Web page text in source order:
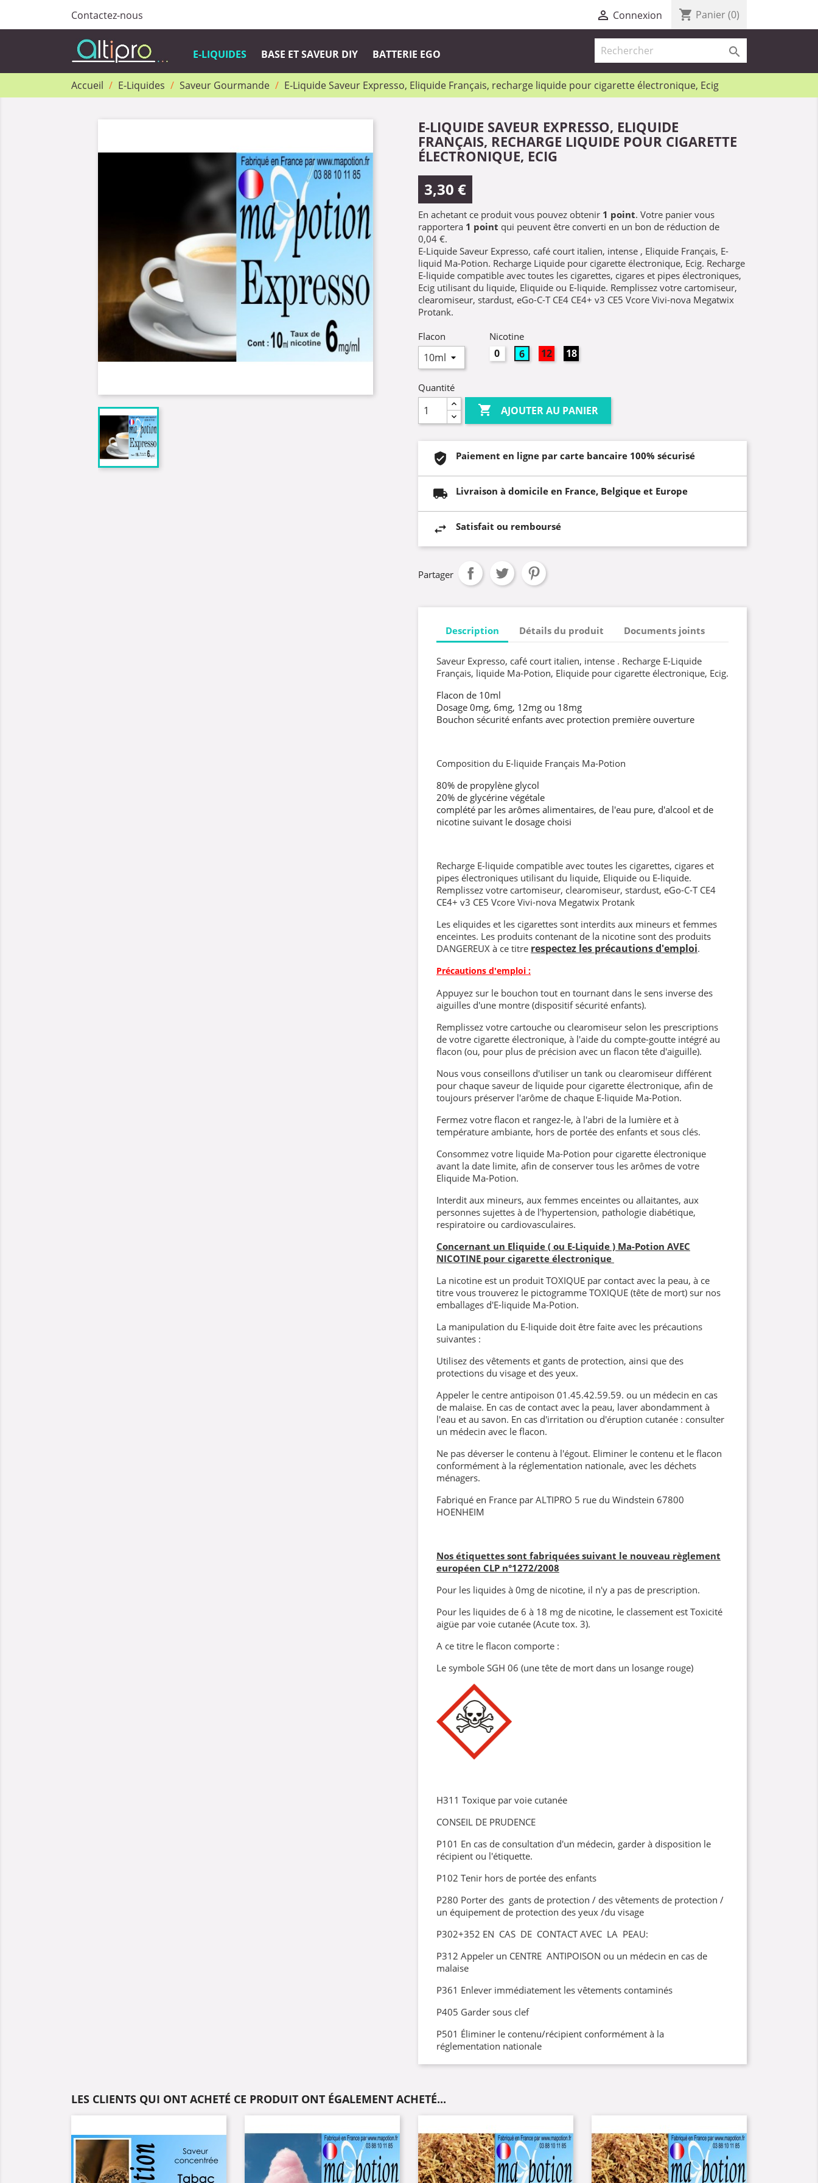
Contactez-nous  Connexion shopping_cart Panier(0)
E-LIQUIDES BASE ET SAVEUR DIY BATTERIE EGO 
Accueil E-Liquides Saveur Gourmande E-Liquide Saveur Expresso, Eliquide Français, recharge liquide pour cigarette électronique, Ecig
E-LIQUIDE SAVEUR EXPRESSO, ELIQUIDE
FRANÇAIS, RECHARGE LIQUIDE POUR CIGARETTE
ÉLECTRONIQUE, ECIG
3,30 €
En achetant ce produit vous pouvez obtenir 1 point. Votre panier vous
rapportera 1 point qui peuvent être converti en un bon de réduction de
0,04 €.
E-Liquide Saveur Expresso, café court italien, intense , Eliquide Français, E-
liquid Ma-Potion. Recharge Liquide pour cigarette électronique, Ecig. Recharge
E-liquide compatible avec toutes les cigarettes, cigares et pipes électroniques,
Ecig utilisant du liquide, Eliquide ou E-liquide. Remplissez votre cartomiseur,
clearomiseur, stardust, eGo-C-T CE4 CE4+ v3 CE5 Vcore Vivi-nova Megatwix
Protank.
Flacon
Nicotine
0mg 6mg 12mg 18mg
Quantité
 AJOUTER AU PANIER
Paiement en ligne par carte bancaire 100% sécurisé
Livraison à domicile en France, Belgique et Europe
Satisfait ou remboursé
Partager
Description Détails du produit Documents joints
Saveur Expresso, café court italien, intense . Recharge E-Liquide
Français, liquide Ma-Potion, Eliquide pour cigarette électronique, Ecig.
Flacon de 10ml
Dosage 0mg, 6mg, 12mg ou 18mg
Bouchon sécurité enfants avec protection première ouverture
Composition du E-liquide Français Ma-Potion
80% de propylène glycol
20% de glycérine végétale
complété par les arômes alimentaires, de l'eau pure, d'alcool et de
nicotine suivant le dosage choisi
Recharge E-liquide compatible avec toutes les cigarettes, cigares et
pipes électroniques utilisant du liquide, Eliquide ou E-liquide.
Remplissez votre cartomiseur, clearomiseur, stardust, eGo-C-T CE4
CE4+ v3 CE5 Vcore Vivi-nova Megatwix Protank
Les eliquides et les cigarettes sont interdits aux mineurs et femmes
enceintes. Les produits contenant de la nicotine sont des produits
DANGEREUX à ce titre respectez les précautions d'emploi.
Précautions d'emploi :
Appuyez sur le bouchon tout en tournant dans le sens inverse des
aiguilles d'une montre (dispositif sécurité enfants).
Remplissez votre cartouche ou clearomiseur selon les prescriptions
de votre cigarette électronique, à l'aide du compte-goutte intégré au
flacon (ou, pour plus de précision avec un flacon tête d'aiguille).
Nous vous conseillons d'utiliser un tank ou clearomiseur différent
pour chaque saveur de liquide pour cigarette électronique, afin de
toujours préserver l'arôme de chaque E-liquide Ma-Potion.
Fermez votre flacon et rangez-le, à l'abri de la lumière et à
température ambiante, hors de portée des enfants et sous clés.
Consommez votre liquide Ma-Potion pour cigarette électronique
avant la date limite, afin de conserver tous les arômes de votre
Eliquide Ma-Potion.
Interdit aux mineurs, aux femmes enceintes ou allaitantes, aux
personnes sujettes à de l'hypertension, pathologie diabétique,
respiratoire ou cardiovasculaires.
Concernant un Eliquide ( ou E-Liquide ) Ma-Potion AVEC
NICOTINE pour cigarette électronique
La nicotine est un produit TOXIQUE par contact avec la peau, à ce
titre vous trouverez le pictogramme TOXIQUE (tête de mort) sur nos
emballages d'E-liquide Ma-Potion.
La manipulation du E-liquide doit être faite avec les précautions
suivantes :
Utilisez des vêtements et gants de protection, ainsi que des
protections du visage et des yeux.
Appeler le centre antipoison 01.45.42.59.59. ou un médecin en cas
de malaise. En cas de contact avec la peau, laver abondamment à
l'eau et au savon. En cas d'irritation ou d'éruption cutanée : consulter
un médecin avec le flacon.
Ne pas déverser le contenu à l'égout. Eliminer le contenu et le flacon
conformément à la réglementation nationale, avec les déchets
ménagers.
Fabriqué en France par ALTIPRO 5 rue du Windstein 67800
HOENHEIM
Nos étiquettes sont fabriquées suivant le nouveau règlement
européen CLP n°1272/2008
Pour les liquides à 0mg de nicotine, il n'y a pas de prescription.
Pour les liquides de 6 à 18 mg de nicotine, le classement est Toxicité
aigüe par voie cutanée (Acute tox. 3).
A ce titre le flacon comporte :
Le symbole SGH 06 (une tête de mort dans un losange rouge)
H311 Toxique par voie cutanée
CONSEIL DE PRUDENCE
P101 En cas de consultation d'un médecin, garder à disposition le
récipient ou l'étiquette.
P102 Tenir hors de portée des enfants
P280 Porter des gants de protection / des vêtements de protection /
un équipement de protection des yeux /du visage
P302+352 EN CAS DE CONTACT AVEC LA PEAU:
P312 Appeler un CENTRE ANTIPOISON ou un médecin en cas de
malaise
P361 Enlever immédiatement les vêtements contaminés
P405 Garder sous clef
P501 Éliminer le contenu/récipient conformément à la
réglementation nationale
LES CLIENTS QUI ONT ACHETÉ CE PRODUIT ONT ÉGALEMENT ACHETÉ...